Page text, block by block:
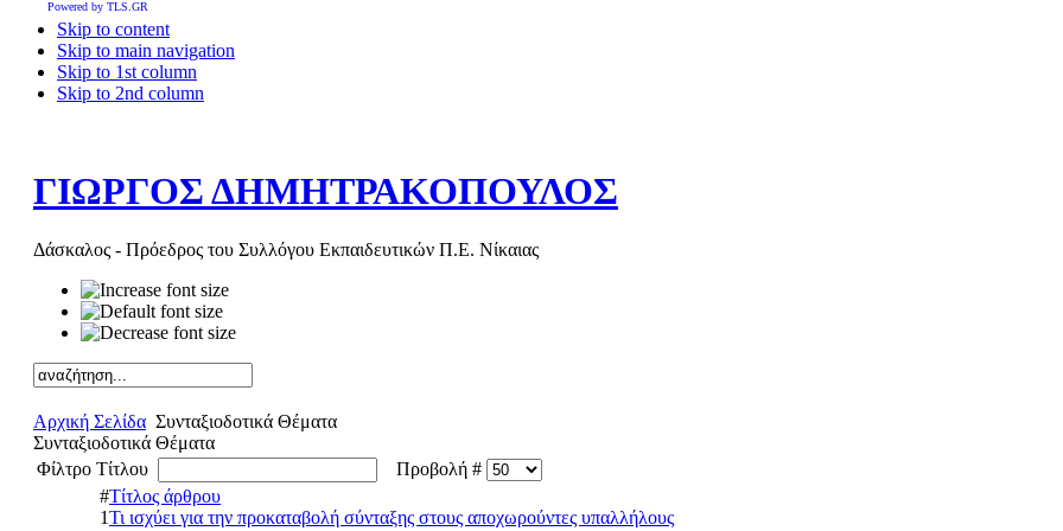
Skip to content
Skip to main navigation
Skip to 1st column
Skip to 2nd column
ΓΙΩΡΓΟΣ ΔΗΜΗΤΡΑΚΟΠΟΥΛΟΣ
Δάσκαλος - Πρόεδρος του Συλλόγου Εκπαιδευτικών Π.Ε. Νίκαιας
Αρχική Σελίδα Συνταξιοδοτικά Θέματα
Συνταξιοδοτικά Θέματα
Φίλτρο Τίτλου
Προβολή #
#Τίτλος άρθρου
1Τι ισχύει για την προκαταβολή σύνταξης στους αποχωρούντες υπαλλήλους
Powered by TLS.GR